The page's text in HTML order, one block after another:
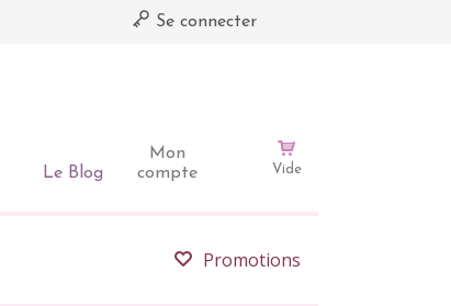
Se connecter
Mon
compte
Le Blog Vide
Promotions